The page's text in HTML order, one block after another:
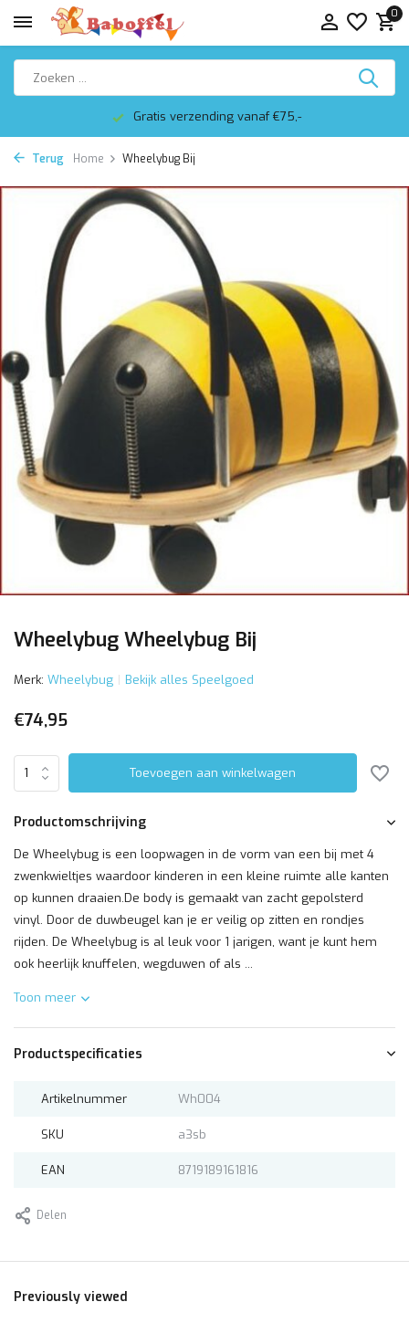
0
Gratis verzending vanaf €75,-
Terug Home Wheelybug Bij
Wheelybug Wheelybug Bij
Merk: Wheelybug Bekijk alles Speelgoed
€74,95
Toevoegen aan winkelwagen
Productomschrijving
De Wheelybug is een loopwagen in de vorm van een bij met 4
zwenkwieltjes waardoor kinderen in een kleine ruimte alle kanten
op kunnen draaien.De body is gemaakt van zacht gepolsterd
vinyl. Door de duwbeugel kan je er veilig op zitten en rondjes
rijden. De Wheelybug is al leuk voor 1 jarigen, want je kunt hem
ook heerlijk knuffelen, wegduwen of als ...
Toon meer
Productspecificaties
Artikelnummer Wh004
SKU a3sb
EAN 8719189161816
Delen
Previously viewed